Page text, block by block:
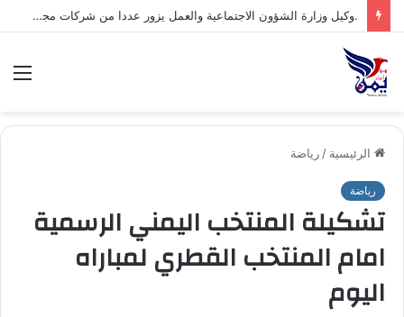
.وكيل وزارة الشؤون الاجتماعية والعمل يزور عددا من شركات مجموعة هائل سعيد أنعم وشركاه ويشيد بتجربتها المتقدمة في مجال السلامة والصحة المهنية*
الرئيسية / رياضة
رياضة
تشكيلة المنتخب اليمني الرسمية
امام المنتخب القطري لمباراه
اليوم